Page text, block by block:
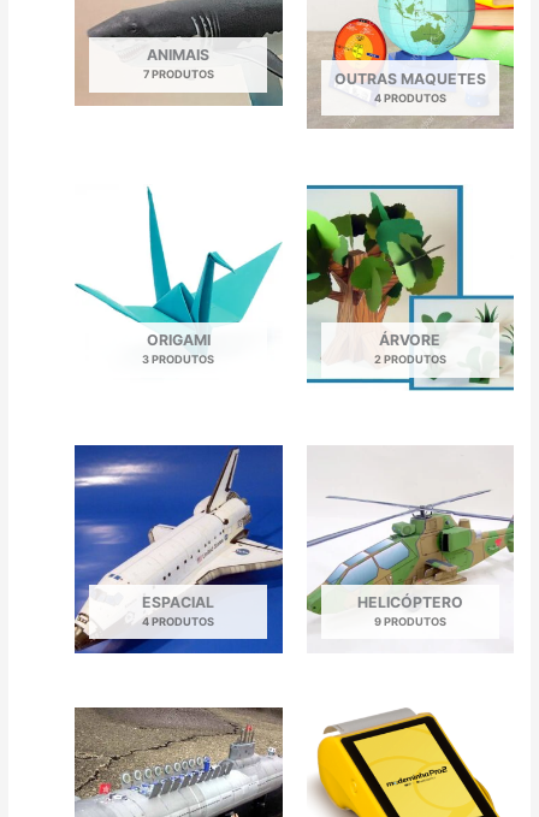
ANIMAIS
7 PRODUTOS OUTRAS MAQUETES
4 PRODUTOS
ORIGAMI
3 PRODUTOS
ÁRVORE
2 PRODUTOS
ESPACIAL
4 PRODUTOS
HELICÓPTERO
9 PRODUTOS